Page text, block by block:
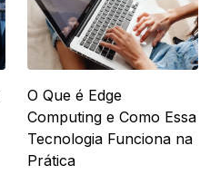
O Que é Edge
Computing e Como Essa
Tecnologia Funciona na
Prática